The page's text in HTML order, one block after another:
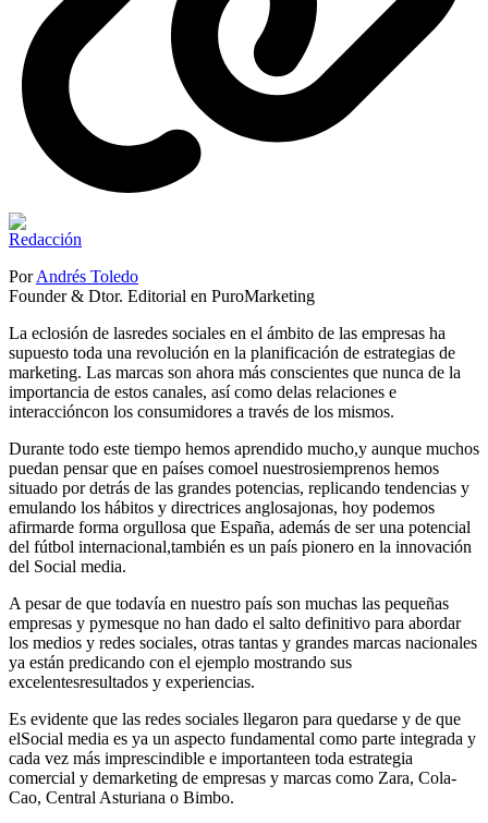
PorAndrés Toledo
Founder & Dtor. Editorial en PuroMarketing
La eclosión de lasredes sociales en el ámbito de las empresas ha
supuesto toda una revolución en la planificación de estrategias de
marketing. Las marcas son ahora más conscientes que nunca de la
importancia de estos canales, así como delas relaciones e
interaccióncon los consumidores a través de los mismos.
Durante todo este tiempo hemos aprendido mucho,y aunque muchos
puedan pensar que en países comoel nuestrosiemprenos hemos
situado por detrás de las grandes potencias, replicando tendencias y
emulando los hábitos y directrices anglosajonas, hoy podemos
afirmarde forma orgullosa que España, además de ser una potencial
del fútbol internacional,también es un país pionero en la innovación
del Social media.
A pesar de que todavía en nuestro país son muchas las pequeñas
empresas y pymesque no han dado el salto definitivo para abordar
los medios y redes sociales, otras tantas y grandes marcas nacionales
ya están predicando con el ejemplo mostrando sus
excelentesresultados y experiencias.
Es evidente que las redes sociales llegaron para quedarse y de que
elSocial media es ya un aspecto fundamental como parte integrada y
cada vez más imprescindible e importanteen toda estrategia
comercial y demarketing de empresas y marcas como Zara, Cola-
Cao, Central Asturiana o Bimbo.